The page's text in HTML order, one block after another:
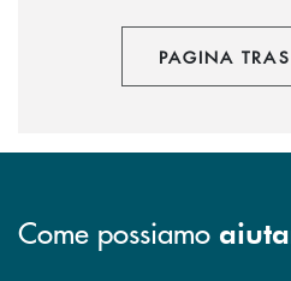
PAGINA
Come possiamo